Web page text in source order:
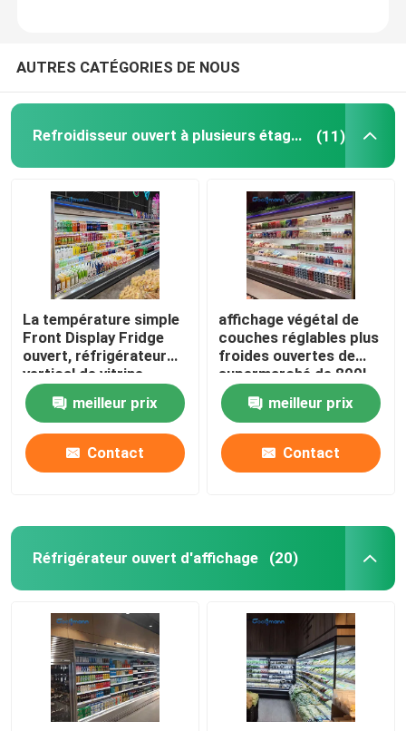
Congélateur d'affichage de crème glacée
Refroidisseur de crémaillère
Congélateur profond de coffre
AUTRES CATÉGORIES DE NOUS
Refroidisseur ouvert à plusieurs étages (11)
La température simple
Front Display Fridge
ouvert, réfrigérateur
vertical de vitrine
meilleur prix
Contact
affichage végétal de
couches réglables plus
froides ouvertes de
supermarché de 800L
Multideck
meilleur prix
Contact
Réfrigérateur ouvert d'affichage (20)